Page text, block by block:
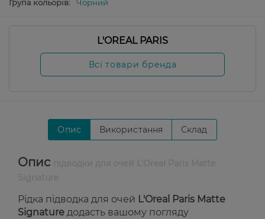
Група кольорів:
Чорний
L'OREAL PARIS
Всі товари бренда
Опис Використання Склад
Опис
Рідка підводка для очей L'Oreal Paris Matte
Signature додасть вашому погляду